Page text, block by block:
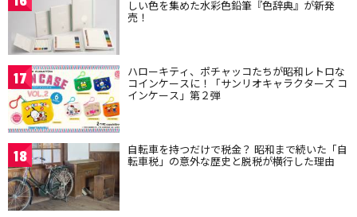
しい色を集めた水彩色鉛筆『色辞典』が新発
売！
17 ハローキティ、ポチャッコたちが昭和レトロな
コインケースに！「サンリオキャラクターズ コ
インケース」第２弾
18 自転車を持つだけで税金？ 昭和まで続いた「自
転車税」の意外な歴史と脱税が横行した理由